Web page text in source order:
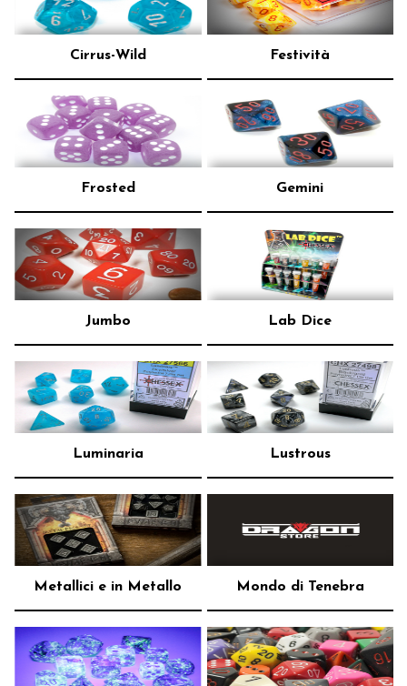
Cirrus-Wild Festività
Frosted Gemini
Jumbo Lab Dice
Luminaria Lustrous
Metallici e in Metallo Mondo di Tenebra